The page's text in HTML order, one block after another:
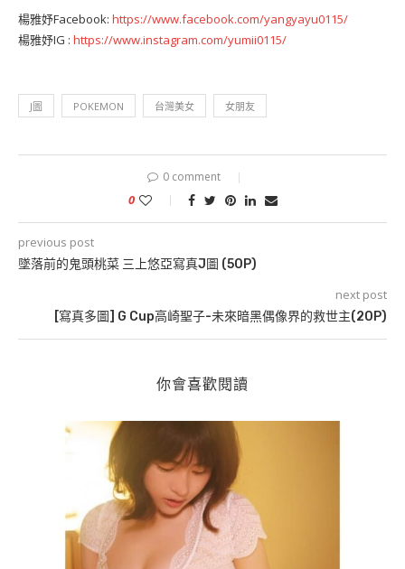
楊雅妤Facebook: https://www.facebook.com/yangyayu0115/
楊雅妤IG : https://www.instagram.com/yumii0115/
J圖 POKEMON 台灣美女 女朋友
0 comment
0
previous post
墜落前的鬼頭桃菜 三上悠亞寫真J圖 (50P)
next post
[寫真多圖] G Cup高崎聖子-未來暗黑偶像界的救世主(20P)
你會喜歡閱讀